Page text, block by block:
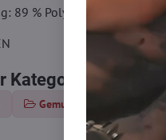
89 % Polyamid, 10 %
Kategorie
Gemusterte Strumpfhosen